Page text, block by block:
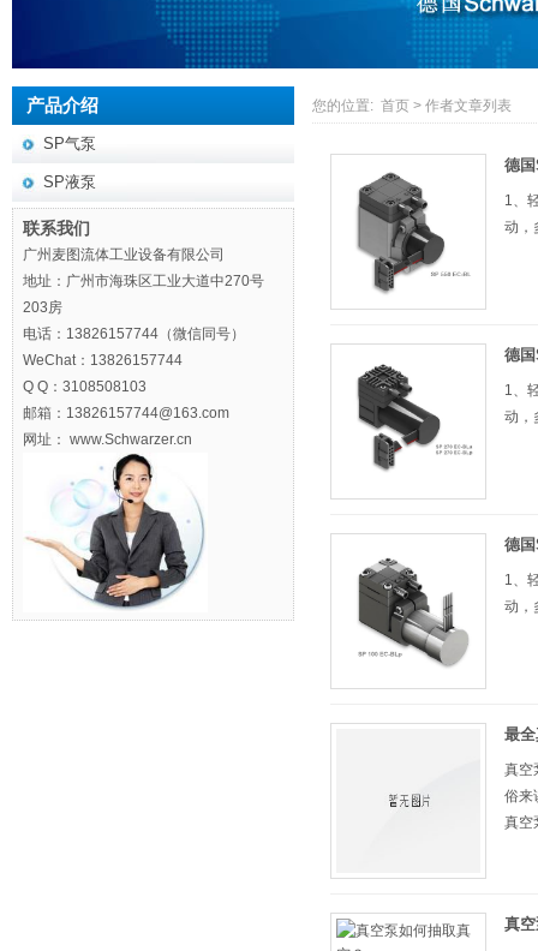
您的位置: 首页 > 作者文章列表
德
1、
动，
德
1、
动，
德
1、
动，
最
真空
俗来
真空
真
产品介绍
SP气泵
SP液泵
联系我们
广州麦图流体工业设备有限公司
地址：广州市海珠区工业大道中270号
203房
电话：13826157744（微信同号）
WeChat：13826157744
Q Q：3108508103
邮箱：13826157744@163.com
网址： www.Schwarzer.cn